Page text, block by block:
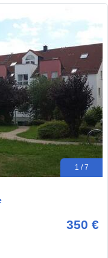
1 / 7
350 €